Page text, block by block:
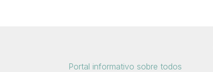
Portal informativo sobre todos